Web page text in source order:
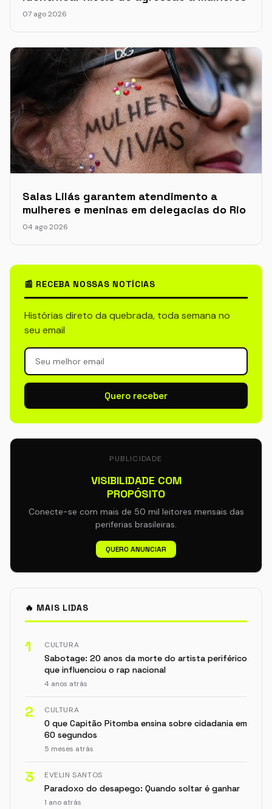
07 ago 2026
Salas Lilás garantem atendimento a
mulheres e meninas em delegacias do Rio
04 ago 2026
📰 RECEBA NOSSAS NOTÍCIAS
Histórias direto da quebrada, toda semana no
seu email
Quero receber
PUBLICIDADE
VISIBILIDADE COM
PROPÓSITO
Conecte-se com mais de 50 mil leitores mensais das
periferias brasileiras.
QUERO ANUNCIAR
🔥 MAIS LIDAS
1 CULTURA
Sabotage: 20 anos da morte do artista periférico
que influenciou o rap nacional
4 anos atrás
2 CULTURA
O que Capitão Pitomba ensina sobre cidadania em
60 segundos
5 meses atrás
3 EVELIN SANTOS
Paradoxo do desapego: Quando soltar é ganhar
1 ano atrás